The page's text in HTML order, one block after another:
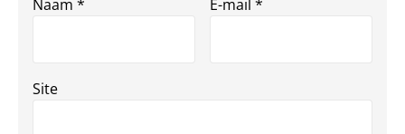
Naam * E-mail *
Site